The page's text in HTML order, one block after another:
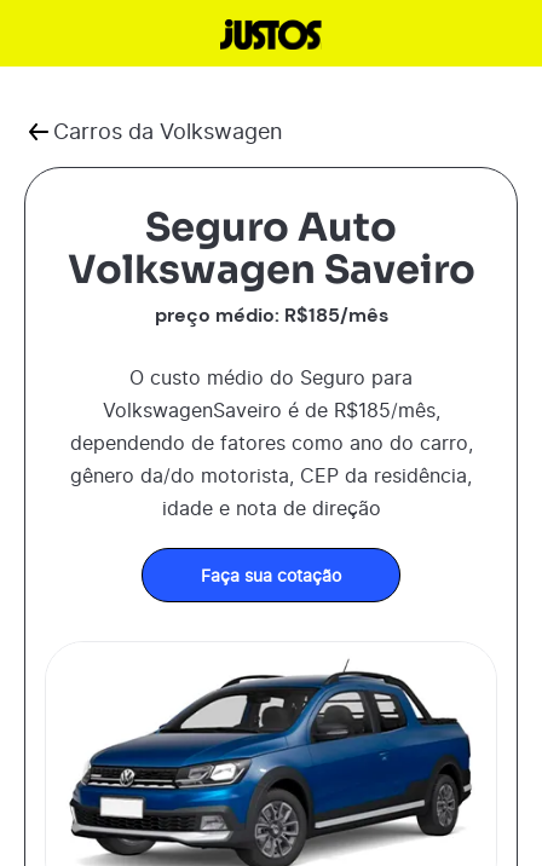
Carros da Volkswagen
Seguro Auto
Volkswagen Saveiro
preço médio: R$185/mês
O custo médio do Seguro para
VolkswagenSaveiro é de R$185/mês,
dependendo de fatores como ano do carro,
gênero da/do motorista, CEP da residência,
idade e nota de direção
Faça sua cotação